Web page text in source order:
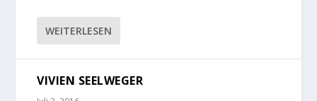
WEITERLESEN
VIVIEN SEELWEGER